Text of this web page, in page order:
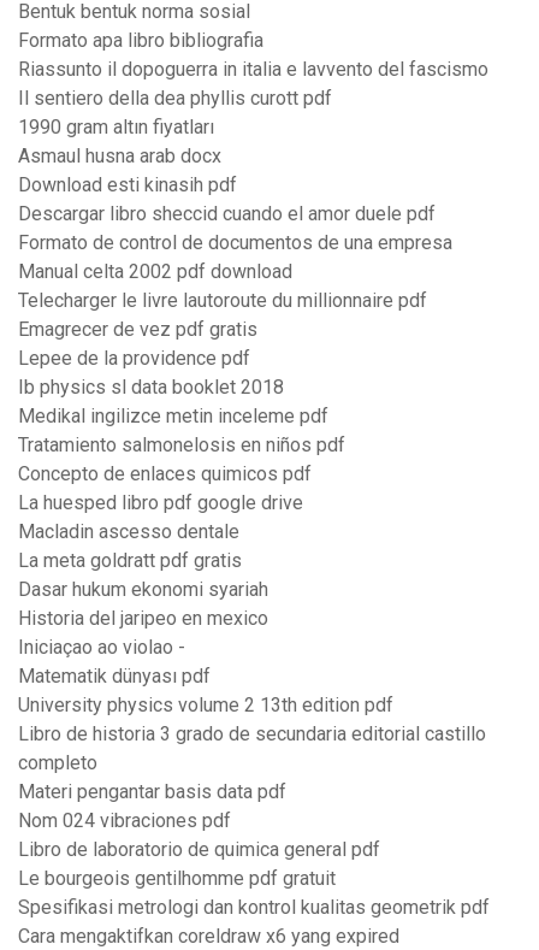
Bentuk bentuk norma sosial
Formato apa libro bibliografia
Riassunto il dopoguerra in italia e lavvento del fascismo
Il sentiero della dea phyllis curott pdf
1990 gram altın fiyatları
Asmaul husna arab docx
Download esti kinasih pdf
Descargar libro sheccid cuando el amor duele pdf
Formato de control de documentos de una empresa
Manual celta 2002 pdf download
Telecharger le livre lautoroute du millionnaire pdf
Emagrecer de vez pdf gratis
Lepee de la providence pdf
Ib physics sl data booklet 2018
Medikal ingilizce metin inceleme pdf
Tratamiento salmonelosis en niños pdf
Concepto de enlaces quimicos pdf
La huesped libro pdf google drive
Macladin ascesso dentale
La meta goldratt pdf gratis
Dasar hukum ekonomi syariah
Historia del jaripeo en mexico
Iniciaçao ao violao -
Matematik dünyası pdf
University physics volume 2 13th edition pdf
Libro de historia 3 grado de secundaria editorial castillo
completo
Materi pengantar basis data pdf
Nom 024 vibraciones pdf
Libro de laboratorio de quimica general pdf
Le bourgeois gentilhomme pdf gratuit
Spesifikasi metrologi dan kontrol kualitas geometrik pdf
Cara mengaktifkan coreldraw x6 yang expired